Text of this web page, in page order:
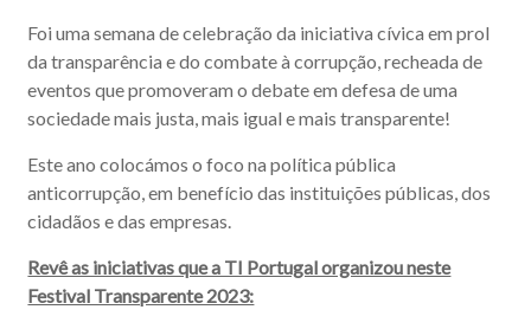
Foi uma semana de celebração da iniciativa cívica em prol
da transparência e do combate à corrupção, recheada de
eventos que promoveram o debate em defesa de uma
sociedade mais justa, mais igual e mais transparente!
Este ano colocámos o foco na política pública
anticorrupção, em benefício das instituições públicas, dos
cidadãos e das empresas.
Revê as iniciativas que a TI Portugal organizou neste
Festival Transparente 2023: